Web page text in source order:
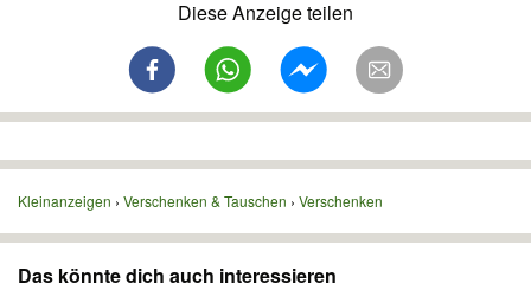
Diese Anzeige teilen
Kleinanzeigen Verschenken & Tauschen Verschenken
Das könnte dich auch interessieren